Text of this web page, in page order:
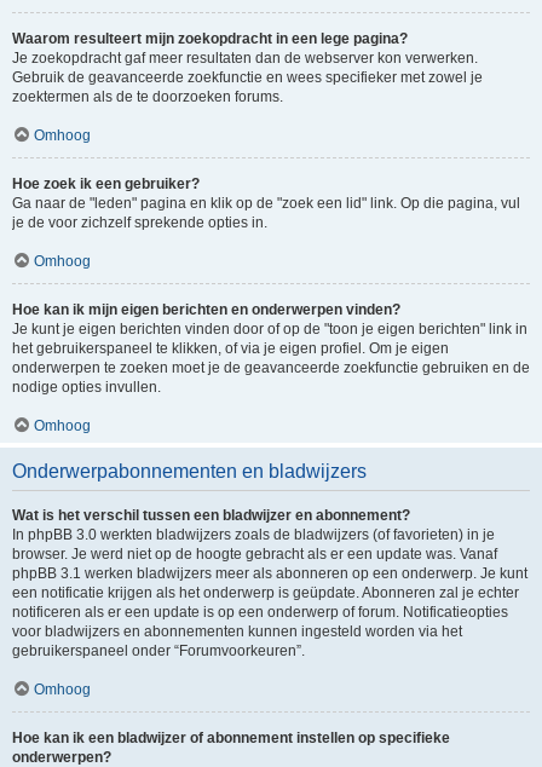
Waarom resulteert mijn zoekopdracht in een lege pagina?
Je zoekopdracht gaf meer resultaten dan de webserver kon verwerken.
Gebruik de geavanceerde zoekfunctie en wees specifieker met zowel je
zoektermen als de te doorzoeken forums.
Omhoog
Hoe zoek ik een gebruiker?
Ga naar de "leden" pagina en klik op de "zoek een lid" link. Op die pagina, vul
je de voor zichzelf sprekende opties in.
Omhoog
Hoe kan ik mijn eigen berichten en onderwerpen vinden?
Je kunt je eigen berichten vinden door of op de "toon je eigen berichten" link in
het gebruikerspaneel te klikken, of via je eigen profiel. Om je eigen
onderwerpen te zoeken moet je de geavanceerde zoekfunctie gebruiken en de
nodige opties invullen.
Omhoog
Onderwerpabonnementen en bladwijzers
Wat is het verschil tussen een bladwijzer en abonnement?
In phpBB 3.0 werkten bladwijzers zoals de bladwijzers (of favorieten) in je
browser. Je werd niet op de hoogte gebracht als er een update was. Vanaf
phpBB 3.1 werken bladwijzers meer als abonneren op een onderwerp. Je kunt
een notificatie krijgen als het onderwerp is geüpdate. Abonneren zal je echter
notificeren als er een update is op een onderwerp of forum. Notificatieopties
voor bladwijzers en abonnementen kunnen ingesteld worden via het
gebruikerspaneel onder “Forumvoorkeuren”.
Omhoog
Hoe kan ik een bladwijzer of abonnement instellen op specifieke
onderwerpen?